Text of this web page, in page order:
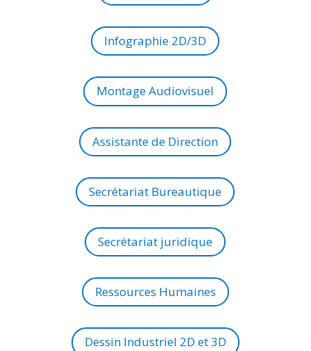
Infographie 2D/3D
Montage Audiovisuel
Assistante de Direction
Secrétariat Bureautique
Secrétariat juridique
Ressources Humaines
Dessin Industriel 2D et 3D